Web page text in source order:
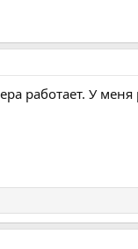
работает. У